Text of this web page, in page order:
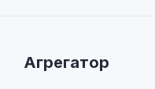
Агрегатор